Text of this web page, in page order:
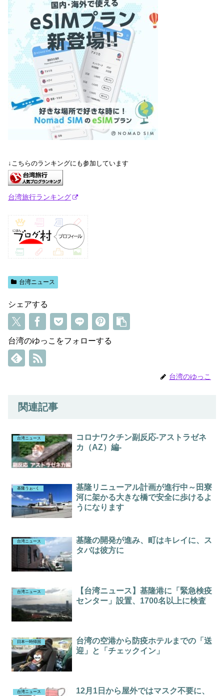
↓こちらのランキングにも参加しています
台湾旅行ランキング
台湾ニュース
シェアする
台湾のゆっこをフォローする
台湾のゆっこ
関連記事
台湾ニュース
コロナワクチン副反応-アストラゼネ
カ（AZ）編-
基隆うぉ~く
基隆リニューアル計画が進行中～田寮
河に架かる大きな橋で安全に歩けるよ
うになります
台湾ニュース
基隆の開発が進み、町はキレイに、ス
タバは彼方に
台湾ニュース
【台湾ニュース】基隆港に「緊急検疫
センター」設置、1700名以上に検査
日本一時帰国
台湾の空港から防疫ホテルまでの「送
迎」と「チェックイン」
台湾ニュース
12月1日から屋外ではマスク不要に、